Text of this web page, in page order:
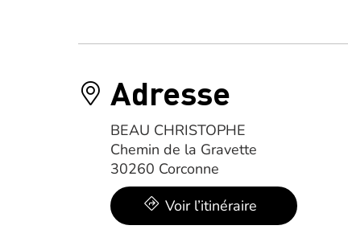
Adresse
BEAU CHRISTOPHE
Chemin de la Gravette
30260 Corconne
Voir l’itinéraire